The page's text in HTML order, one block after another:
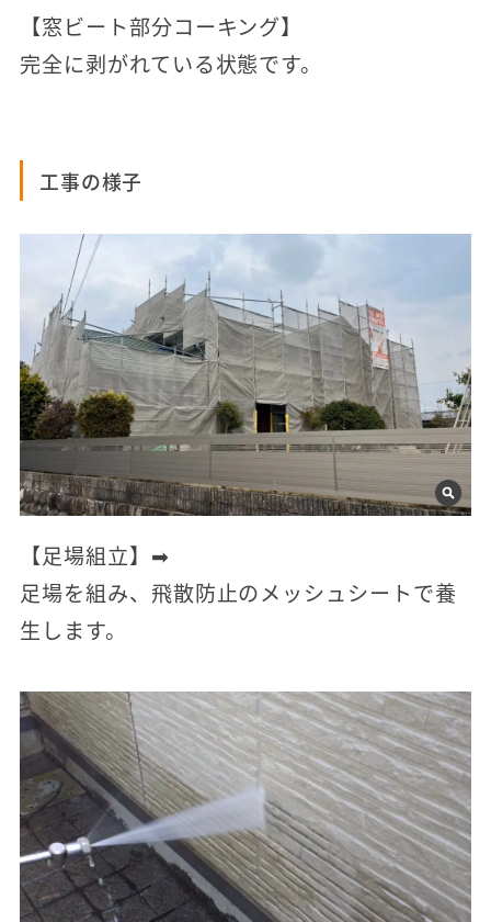
【窓ビート部分コーキング】
完全に剥がれている状態です。
工事の様子
【足場組立】➡
足場を組み、飛散防止のメッシュシートで養
生します。